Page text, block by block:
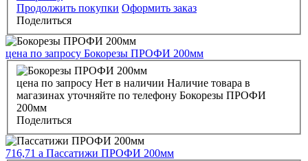
Продолжить покупки Оформить заказ
Поделиться
цена по запросу Бокорезы ПРОФИ 200мм
цена по запросу Нет в наличии Наличие товара в
магазинах уточняйте по телефону Бокорезы ПРОФИ
200мм
Поделиться
716,71 a Пассатижи ПРОФИ 200мм